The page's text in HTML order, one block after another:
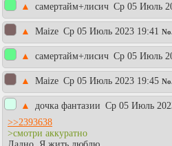
▲ самертайм+лисич Ср 05 Июль
▲ Maize Ср 05 Июль 2023 19:41 No.
▲ самертайм+лисич Ср 05 Июль
▲ Maize Ср 05 Июль 2023 19:45 No.
▲ дочка фантазии Ср 05 Июль
>>2393638
>смотри аккуратно